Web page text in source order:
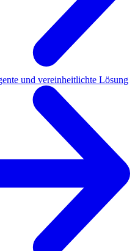
und vereinheitlichte Lösung